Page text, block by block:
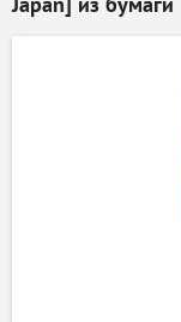
Japan] из бумаги